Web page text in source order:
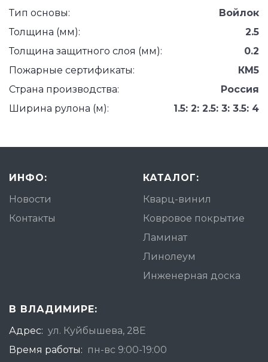
Тип основы:
Войлок
Толщина (мм):
2.5
Толщина защитного слоя (мм):
0.2
Пожарные сертификаты:
КМ5
Страна производства:
Россия
Ширина рулона (м):
1.5: 2: 2.5: 3: 3.5: 4
ИНФО:
Новости
Контакты
КАТАЛОГ:
Кварц-винил
Ковровое покрытие
Ламинат
Линолеум
Инженерная доска
В ВЛАДИМИРЕ:
Адрес: ул. Куйбышева, 28Е
Время работы: пн-вс 9:00-19:00